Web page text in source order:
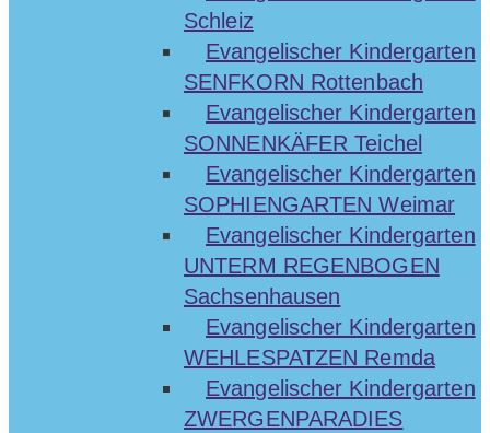
Schleiz
Evangelischer Kindergarten
SENFKORN Rottenbach
Evangelischer Kindergarten
SONNENKÄFER Teichel
Evangelischer Kindergarten
SOPHIENGARTEN Weimar
Evangelischer Kindergarten
UNTERM REGENBOGEN
Sachsenhausen
Evangelischer Kindergarten
WEHLESPATZEN Remda
Evangelischer Kindergarten
ZWERGENPARADIES